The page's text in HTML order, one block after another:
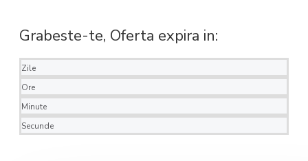
Grabeste-te, Oferta expira in:
Zile
Ore
Minute
Secunde